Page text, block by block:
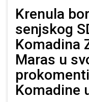
Krenula
senjskog
Komadina
Maras u
Komadine